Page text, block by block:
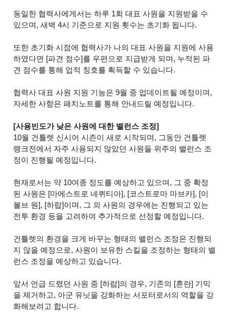
동일한 협력사에게서는 하루 1회 대표 사원을 지원받을 수
있으며, 새벽 4시 기준으로 지원 횟수는 초기화 됩니다.
또한 초기화 시점에 협력사가 나의 대표 사원을 지원에 사용
하였다면 [파견 점수]를 우편으로 지급받게 되며, 누적된 파
견 점수를 통해 업적 칭호를 획득할 수 있습니다.
협력사 대표 사원 지원 기능은 9월 중 업데이트될 예정이며,
자세한 사항은 패치노트를 통해 안내드릴 예정입니다.
[사용빈도가 낮은 사원에 대한 밸런스 조정]
10월 건틀렛 신시어 시즌이 새로 시작되며, 그동안 건틀렛
랭크전에서 자주 사용되지 않았던 사원들 위주의 밸런스 조
정이 진행될 예정입니다.
현재로서는 약 10여종 정도를 예상하고 있으며, 그 중 확정
된 사원은 [마에스트로 네퀴티아], [코스트로마 마브카], [이
볼브 원], [하랍]이며, 그 외 사원의 경우에는 진행되고 있는
전투 환경 등을 고려하여 추가적으로 선정할 예정입니다.
건틀렛의 환경을 크게 바꾸는 형태의 밸런스 조정은 진행되
지 않을 예정으로, 사원이 보유한 스킬을 조정하는 형태의 밸
런스 조정을 예상하고 있습니다.
앞서 언급 드렸던 사원 중 [하랍]의 경우, 기존의 [혼란] 기믹
을 제거하고, 아군 유닛을 강화하는 서포터로서의 역할을 강
화해보려고 합니다.